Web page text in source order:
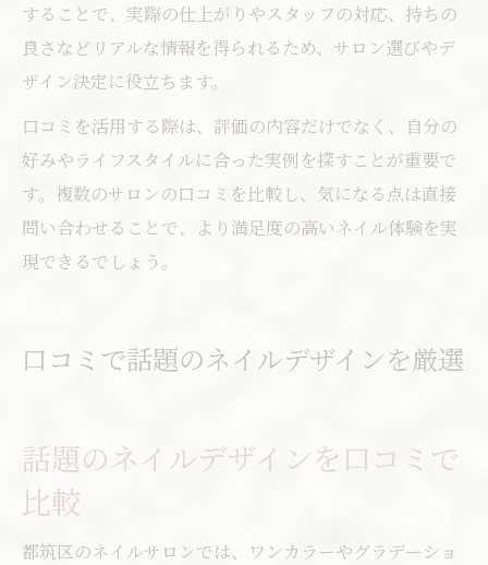
することで、実際の仕上がりやスタッフの対応、持ちの
良さなどリアルな情報を得られるため、サロン選びやデ
ザイン決定に役立ちます。
口コミを活用する際は、評価の内容だけでなく、自分の
好みやライフスタイルに合った実例を探すことが重要で
す。複数のサロンの口コミを比較し、気になる点は直接
問い合わせることで、より満足度の高いネイル体験を実
現できるでしょう。
口コミで話題のネイルデザインを厳選
話題のネイルデザインを口コミで
比較
都筑区のネイルサロンでは、ワンカラーやグラデーショ